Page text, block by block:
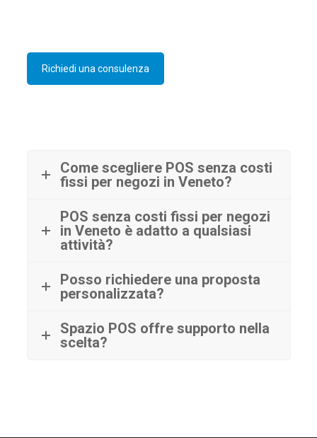
Richiedi una consulenza
Come scegliere POS senza costi
fissi per negozi in Veneto?
POS senza costi fissi per negozi
in Veneto è adatto a qualsiasi
attività?
Posso richiedere una proposta
personalizzata?
Spazio POS offre supporto nella
scelta?